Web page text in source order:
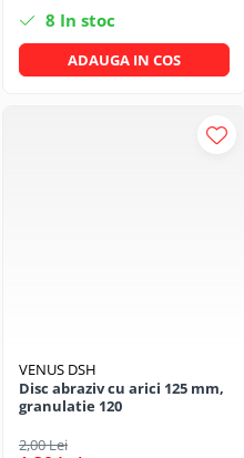
8 In stoc
ADAUGA IN COS
VENUS DSH
Disc abraziv cu arici 125 mm,
granulatie 120
2,00 Lei